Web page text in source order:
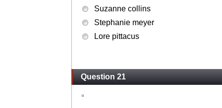
Suzanne collins
Stephanie meyer
Lore pittacus
Question 21